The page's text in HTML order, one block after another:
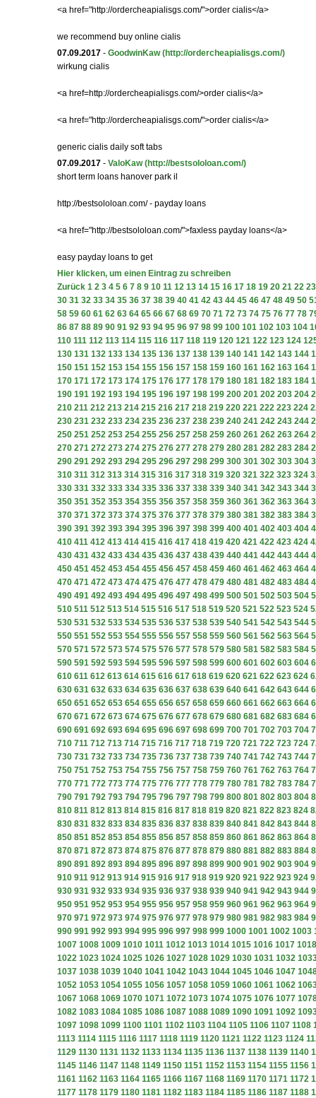
<a href="http://ordercheapialisgs.com/">order cialis</a>
we recommend buy online cialis
07.09.2017 - GoodwinKaw (http://ordercheapialisgs.com/)
wirkung cialis
<a href=http://ordercheapialisgs.com/>order cialis</a>
<a href="http://ordercheapialisgs.com/">order cialis</a>
generic cialis daily soft tabs
07.09.2017 - ValoKaw (http://bestsololoan.com/)
short term loans hanover park il
http://bestsololoan.com/ - payday loans
<a href="http://bestsololoan.com/">faxless payday loans</a>
easy payday loans to get
Hier klicken, um einen Eintrag zu schreiben
Zurück 1 2 3 4 5 6 7 8 9 10 11 12 13 14 15 16 17 18 19 20 21 22 23
30 31 32 33 34 35 36 37 38 39 40 41 42 43 44 45 46 47 48 49 50
58 59 60 61 62 63 64 65 66 67 68 69 70 71 72 73 74 75 76 77 78
86 87 88 89 90 91 92 93 94 95 96 97 98 99 100 101 102 103 104
110 111 112 113 114 115 116 117 118 119 120 121 122 123 124
130 131 132 133 134 135 136 137 138 139 140 141 142 143 144
150 151 152 153 154 155 156 157 158 159 160 161 162 163 164
170 171 172 173 174 175 176 177 178 179 180 181 182 183 184
190 191 192 193 194 195 196 197 198 199 200 201 202 203 204
210 211 212 213 214 215 216 217 218 219 220 221 222 223 224
230 231 232 233 234 235 236 237 238 239 240 241 242 243 244
250 251 252 253 254 255 256 257 258 259 260 261 262 263 264
270 271 272 273 274 275 276 277 278 279 280 281 282 283 284
290 291 292 293 294 295 296 297 298 299 300 301 302 303 304
310 311 312 313 314 315 316 317 318 319 320 321 322 323 324
330 331 332 333 334 335 336 337 338 339 340 341 342 343 344
350 351 352 353 354 355 356 357 358 359 360 361 362 363 364
370 371 372 373 374 375 376 377 378 379 380 381 382 383 384
390 391 392 393 394 395 396 397 398 399 400 401 402 403 404
410 411 412 413 414 415 416 417 418 419 420 421 422 423 424
430 431 432 433 434 435 436 437 438 439 440 441 442 443 444
450 451 452 453 454 455 456 457 458 459 460 461 462 463 464
470 471 472 473 474 475 476 477 478 479 480 481 482 483 484
490 491 492 493 494 495 496 497 498 499 500 501 502 503 504
510 511 512 513 514 515 516 517 518 519 520 521 522 523 524
530 531 532 533 534 535 536 537 538 539 540 541 542 543 544
550 551 552 553 554 555 556 557 558 559 560 561 562 563 564
570 571 572 573 574 575 576 577 578 579 580 581 582 583 584
590 591 592 593 594 595 596 597 598 599 600 601 602 603 604
610 611 612 613 614 615 616 617 618 619 620 621 622 623 624
630 631 632 633 634 635 636 637 638 639 640 641 642 643 644
650 651 652 653 654 655 656 657 658 659 660 661 662 663 664
670 671 672 673 674 675 676 677 678 679 680 681 682 683 684
690 691 692 693 694 695 696 697 698 699 700 701 702 703 704
710 711 712 713 714 715 716 717 718 719 720 721 722 723 724
730 731 732 733 734 735 736 737 738 739 740 741 742 743 744
750 751 752 753 754 755 756 757 758 759 760 761 762 763 764
770 771 772 773 774 775 776 777 778 779 780 781 782 783 784
790 791 792 793 794 795 796 797 798 799 800 801 802 803 804
810 811 812 813 814 815 816 817 818 819 820 821 822 823 824
830 831 832 833 834 835 836 837 838 839 840 841 842 843 844
850 851 852 853 854 855 856 857 858 859 860 861 862 863 864
870 871 872 873 874 875 876 877 878 879 880 881 882 883 884
890 891 892 893 894 895 896 897 898 899 900 901 902 903 904
910 911 912 913 914 915 916 917 918 919 920 921 922 923 924
930 931 932 933 934 935 936 937 938 939 940 941 942 943 944
950 951 952 953 954 955 956 957 958 959 960 961 962 963 964
970 971 972 973 974 975 976 977 978 979 980 981 982 983 984
990 991 992 993 994 995 996 997 998 999 1000 1001 1002 1003
1007 1008 1009 1010 1011 1012 1013 1014 1015 1016 1017 1018
1022 1023 1024 1025 1026 1027 1028 1029 1030 1031 1032
1037 1038 1039 1040 1041 1042 1043 1044 1045 1046 1047
1052 1053 1054 1055 1056 1057 1058 1059 1060 1061 1062
1067 1068 1069 1070 1071 1072 1073 1074 1075 1076 1077
1082 1083 1084 1085 1086 1087 1088 1089 1090 1091 1092
1097 1098 1099 1100 1101 1102 1103 1104 1105 1106 1107 1108
1113 1114 1115 1116 1117 1118 1119 1120 1121 1122 1123 1124
1129 1130 1131 1132 1133 1134 1135 1136 1137 1138 1139 1140
1145 1146 1147 1148 1149 1150 1151 1152 1153 1154 1155 1156
1161 1162 1163 1164 1165 1166 1167 1168 1169 1170 1171 1172
1177 1178 1179 1180 1181 1182 1183 1184 1185 1186 1187 1188